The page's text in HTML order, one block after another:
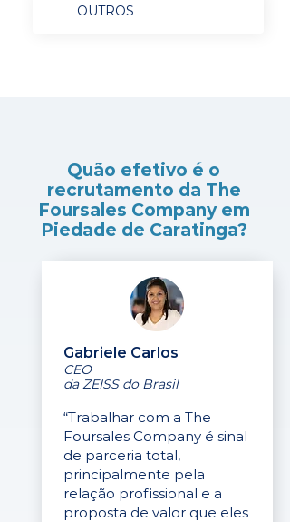
OUTROS
Quão efetivo é o
recrutamento da The
Foursales Company em
Piedade de Caratinga?
Gabriele Carlos
CEO
da ZEISS do Brasil
“Trabalhar com a The
Foursales Company é sinal
de parceria total,
principalmente pela
relação profissional e a
proposta de valor que eles